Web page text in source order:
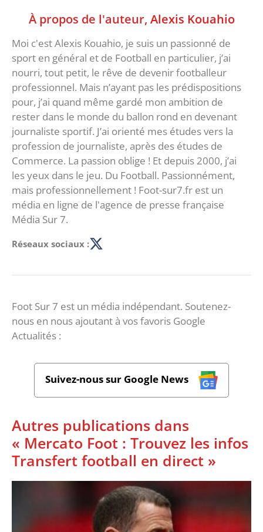
À propos de l'auteur, Alexis Kouahio
Moi c'est Alexis Kouahio, je suis un passionné de
sport en général et de Football en particulier, j’ai
nourri, tout petit, le rêve de devenir footballeur
professionnel. Mais n’ayant pas les prédispositions
pour, j’ai quand même gardé mon ambition de
rester dans le monde du ballon rond en devenant
journaliste sportif. J’ai orienté mes études vers la
profession de journaliste, après des études de
Commerce. La passion oblige ! Et depuis 2000, j’ai
les yeux dans le jeu. Du Football. Passionnément,
mais professionnellement ! Foot-sur7.fr est un
média en ligne de l'agence de presse française
Média Sur 7.
Réseaux sociaux :
Foot Sur 7 est un média indépendant. Soutenez-
nous en nous ajoutant à vos favoris Google
Actualités :
Suivez-nous sur Google News
Autres publications dans
« Mercato Foot : Trouvez les infos
Transfert football en direct »